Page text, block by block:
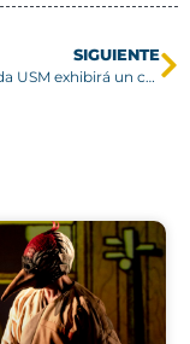
SIGUIENTE
Temporada USM exhibirá un concierto del Quinteto de cuerdas de la Orquesta Sinfónica de Cámara de Viena